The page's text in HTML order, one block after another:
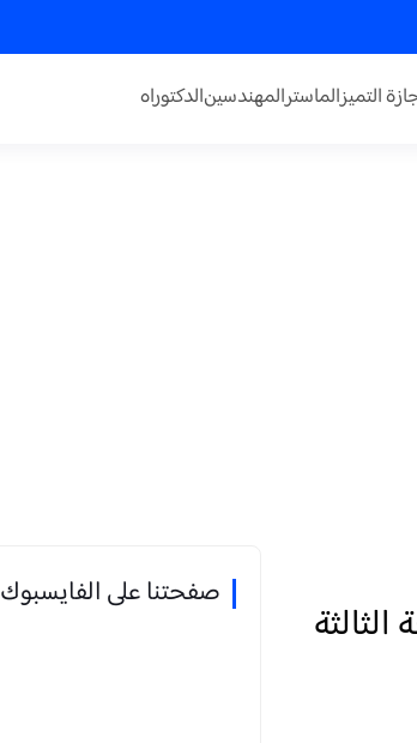
التميزالماسترالمهندسينالدكتوراه
صفحتنا على الفايسبوك